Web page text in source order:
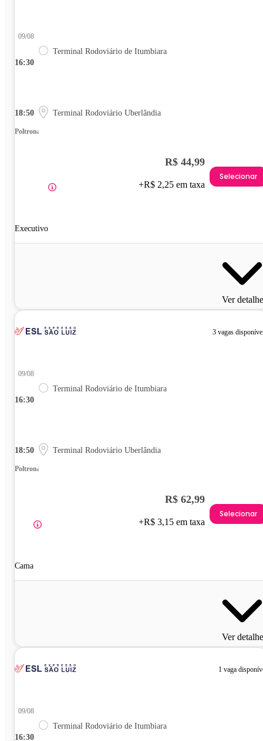
16:30
09/08
Terminal Rodoviário de Itumbiara
18:50 Terminal Rodoviário Uberlândia
Poltrona
Executivo
R$ 44,99
+R$ 2,25 em taxa
Selecionar
Ver
3 vagas
16:30
09/08
Terminal Rodoviário de Itumbiara
18:50 Terminal Rodoviário Uberlândia
Poltrona
Cama
R$ 62,99
+R$ 3,15 em taxa
Selecionar
Ver
1 vaga
16:30
09/08
Terminal Rodoviário de Itumbiara